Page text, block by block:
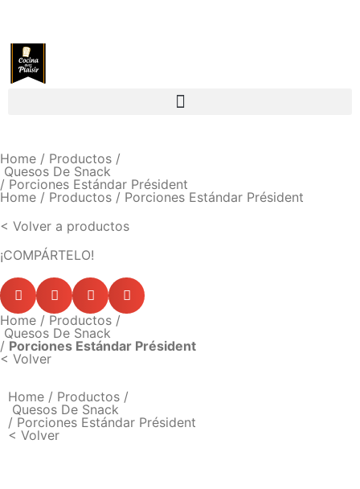
Home / Productos /
Quesos De Snack
/ Porciones Estándar Président
Home / Productos / Porciones Estándar Président
< Volver a productos
¡COMPÁRTELO!
Home / Productos /
Quesos De Snack
/ Porciones Estándar Président
< Volver
Home / Productos /
Quesos De Snack
/ Porciones Estándar Président
< Volver